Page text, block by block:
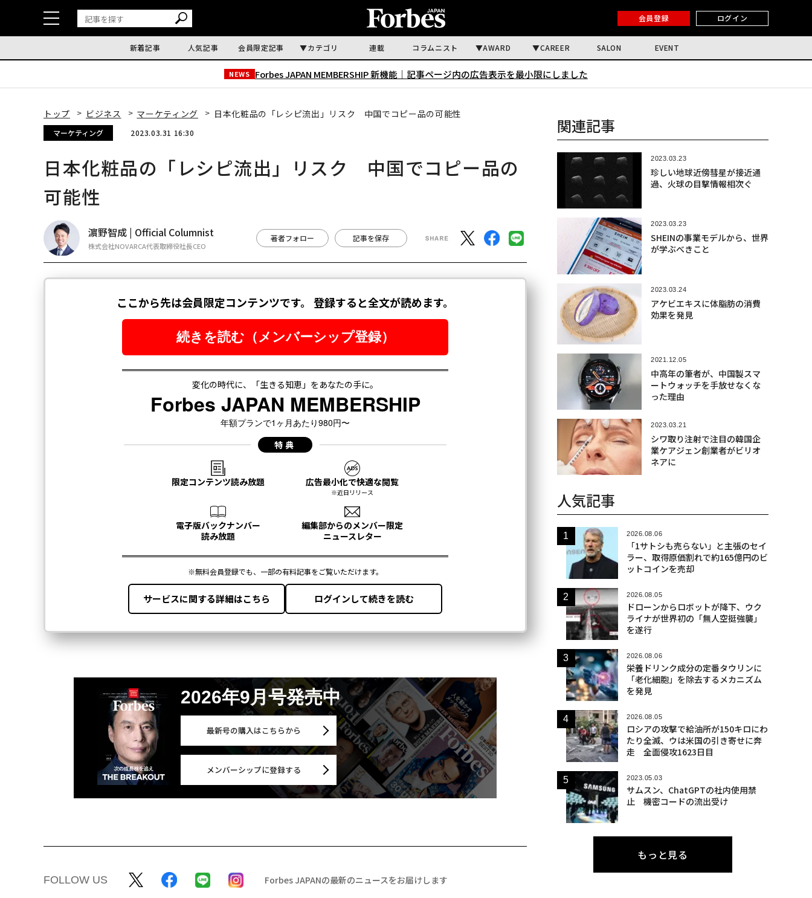
会員登録 ログイン
新着記事 人気記事 会員限定記事 カテゴリ 連載 コラムニスト AWARD CAREER SALON EVENT
NEWS Forbes JAPAN MEMBERSHIP 新機能｜ 記事ページ内の広告表示を最小限にしました
トップ ビジネス マーケティング 日本化粧品の「レシピ流出」リスク 中国でコピー品の可能性
マーケティング 2023.03.31 16:30
日本化粧品の「レシピ流出」リスク 中国でコピー品の
可能性
濵野智成 | Official Columnist
株式会社NOVARCA代表取締役社長CEO
著者フォロー 記事を保存
2026年9月号発売中
最新号の購入はこちらから
メンバーシップに登録する
FOLLOW US Forbes JAPANの最新のニュースをお届けします
関連記事
2023.03.23
珍しい地球近傍彗星が接近通
過、火球の目撃情報相次ぐ
2023.03.23
SHEINの事業モデルから、世界
が学ぶべきこと
2023.03.24
アケビエキスに体脂肪の消費
効果を発見
2021.12.05
中高年の筆者が、中国製スマ
ートウォッチを手放せなくな
った理由
2023.03.21
シワ取り注射で注目の韓国企
業ケアジェン創業者がビリオ
ネアに
人気記事
2026.08.06
「1サトシも売らない」と主張のセイ
ラー、取得原価割れで約165億円のビ
ットコインを売却
2026.08.05
ドローンからロボットが降下、ウク
ライナが世界初の「無人空挺強襲」
を遂行
2026.08.06
栄養ドリンク成分の定番タウリンに
「老化細胞」を除去するメカニズム
を発見
2026.08.05
ロシアの攻撃で給油所が150キロにわ
たり全滅、ウは米国の引き寄せに奔
走 全面侵攻1623日目
2023.05.03
サムスン、ChatGPTの社内使用禁
止 機密コードの流出受け
もっと見る